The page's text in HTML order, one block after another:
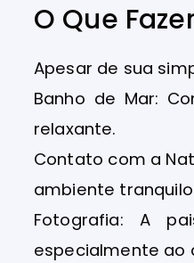
O Que
Apesar de sua
Banho de Mar:
relaxante.
Contato com a
ambiente
Fotografia: A
especialmente ao